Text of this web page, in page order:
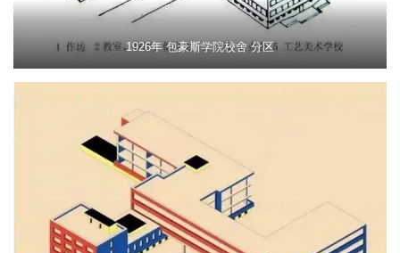
1926年 包豪斯学院校舍 分区